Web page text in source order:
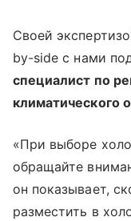
Своей
by-side с нами
специалист по
климатического
«При выборе
обращайте
он показывает,
разместить в